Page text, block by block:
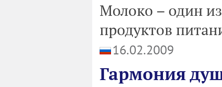
Молоко – один
продуктов
16.02.2009
Гармония